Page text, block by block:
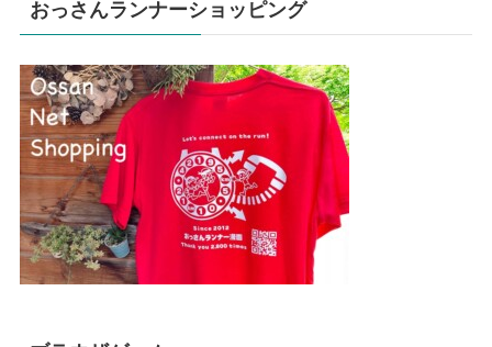
おっさんランナーショッピング